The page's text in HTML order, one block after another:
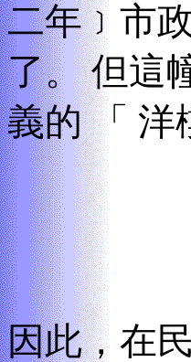
二年﹞市
了。 但這
義的 「 洋
因此， 在